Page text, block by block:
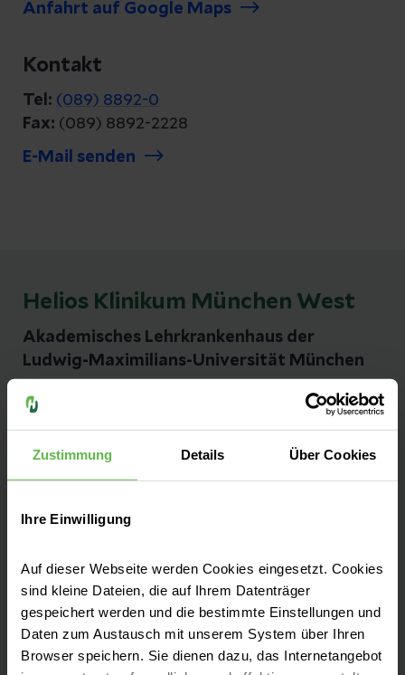
Zustimmung Details Über Cookies
Ihre Einwilligung
Auf dieser Webseite werden Cookies eingesetzt. Cookies
sind kleine Dateien, die auf Ihrem Datenträger
gespeichert werden und die bestimmte Einstellungen und
Daten zum Austausch mit unserem System über Ihren
Browser speichern. Sie dienen dazu, das Internetangebot
Anfahrt auf Google Maps
Kontakt
Tel: (089) 8892-0
Fax: (089) 8892-2228
E-Mail senden
Helios Klinikum München West
Akademisches Lehrkrankenhaus der
Ludwig-Maximilians-Universität München
Kontakt
Steinerweg 5
81241 München
Anfahrt auf Google Maps
Tel:(089) 8892-0
Fax: (089) 8892-2228
E-Mail senden